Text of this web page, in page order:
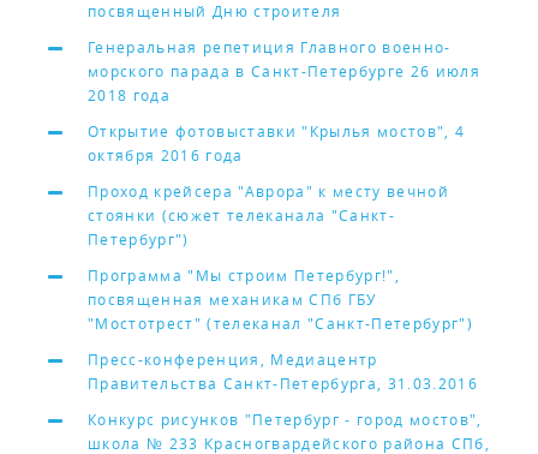
посвященный Дню строителя
Генеральная репетиция Главного военно-
морского парада в Санкт-Петербурге 26 июля
2018 года
Открытие фотовыставки "Крылья мостов", 4
октября 2016 года
Проход крейсера "Аврора" к месту вечной
стоянки (сюжет телеканала "Санкт-
Петербург")
Программа "Мы строим Петербург!",
посвященная механикам СПб ГБУ
"Мостотрест" (телеканал "Санкт-Петербург")
Пресс-конференция, Медиацентр
Правительства Санкт-Петербурга, 31.03.2016
Конкурс рисунков "Петербург - город мостов",
школа № 233 Красногвардейского района СПб,